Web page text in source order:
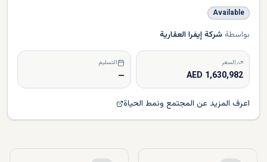
Available
بواسطة شركة إيفرا العقارية
السعر
1,630,982 AED
التسليم
—
اعرف المزيد عن المجتمع ونمط الحياة